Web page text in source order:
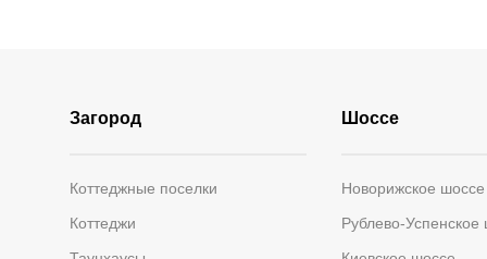
Загород
Коттеджные поселки
Коттеджи
Шоссе
Новорижское шоссе
Рублево-Успенское